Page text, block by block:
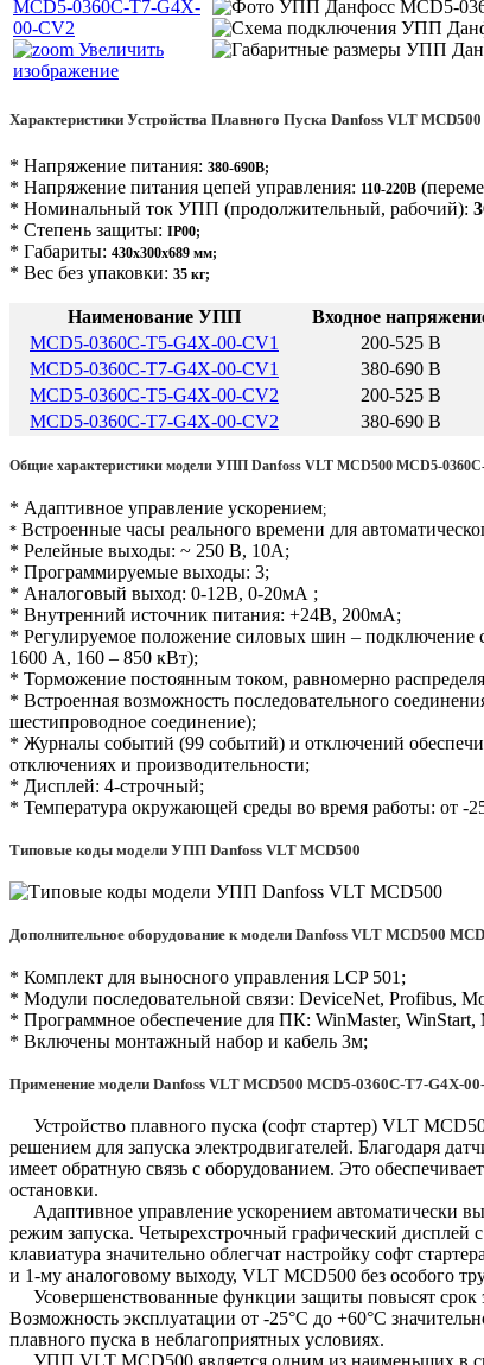
Увеличить
изображение
Характеристики Устройства Плавного Пуска Danfoss VLT
* Напряжение питания: 380-690В;
* Напряжение питания цепей управления: 110-220В
* Номинальный ток УПП (продолжительный, рабочий):
* Степень защиты: IP00;
* Габариты: 430х300х689 мм;
* Вес без упаковки: 35 кг;
Наименование УПП Входное
MCD5-0360C-T5-G4X-00-CV1
200-525 В
MCD5-0360C-T7-G4X-00-CV1
380-690 В
MCD5-0360C-T5-G4X-00-CV2
200-525 В
MCD5-0360C-T7-G4X-00-CV2
380-690 В
Общие характеристики модели УПП Danfoss VLT MCD500 MCD5-
* Адаптивное управление ускорением;
* Встроенные часы реального времени для
* Релейные выходы: ~ 250 В, 10А;
* Программируемые выходы: 3;
* Аналоговый выход: 0-12В, 0-20мА ;
* Внутренний источник питания: +24В, 200мА;
* Регулируемое положение силовых шин – подключение
1600 А, 160 – 850 кВт);
* Торможение постоянным током, равномерно
* Встроенная возможность последовательного
шестипроводное соединение);
* Журналы событий (99 событий) и отключений
отключениях и производительности;
* Дисплей: 4-строчный;
* Температура окружающей среды во время работы: от -
Типовые коды модели УПП Danfoss VLT MCD500
Дополнительное оборудование к модели Danfoss VLT MCD500
* Комплект для выносного управления LCP 501;
* Модули последовательной связи: DeviceNet, Profibus,
* Программное обеспечение для ПК: WinMaster, WinStart,
* Включены монтажный набор и кабель 3м;
Применение модели Danfoss VLT MCD500 MCD5-0360C-T7-G4X-
Устройство плавного пуска (софт стартер) VLT
решением для запуска электродвигателей. Благодаря
имеет обратную связь с оборудованием. Это
остановки.
Адаптивное управление ускорением автоматически
режим запуска. Четырехстрочный графический дисплей
клавиатура значительно облегчат настройку софт
и 1-му аналоговому выходу, VLT MCD500 без особого
Усовершенствованные функции защиты повысят срок
Возможность эксплуатации от -25°С до +60°С
плавного пуска в неблагоприятных условиях.